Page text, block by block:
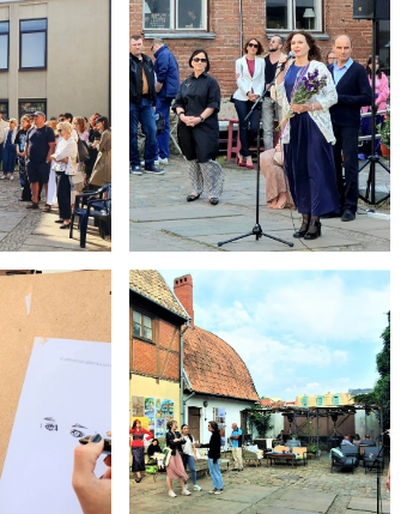
mokslo metų atostogos
ugdymo dienos, atvirų durų dienos,
mokslo metų netradicinio ugdymo dienos,
planas
mokslo metų veiklos ir enginių planas